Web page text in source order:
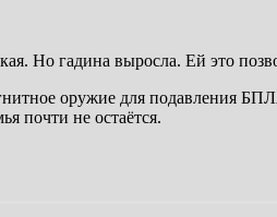
Но гадина выросла. Ей это
оружие для подавления
почти не остаётся.